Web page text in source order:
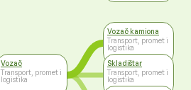
Vozač
Transport, promet i
logistika
Vozač kamiona
Transport, promet i
logistika
Skladištar
Transport, promet i
logistika